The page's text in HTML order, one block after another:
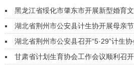
黑龙江省绥化市肇东市开展新型婚育
湖北省荆州市公安县计生协开展母亲
湖北省荆州市公安县召开“5·29”计生
推进会甘肃省计划生育协会工作会议顺利召开